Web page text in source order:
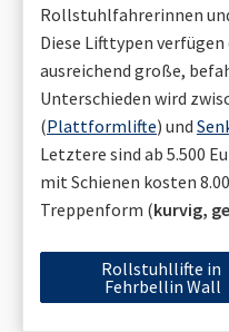
Rollstuhlfahrerinnen
Diese Lifttypen
ausreichend große,
Unterschieden wird
(Plattformlifte) und
Letztere sind ab 5.500
mit Schienen kosten
Treppenform (kurvig,
Rollstuhllifte in
Fehrbellin Wall